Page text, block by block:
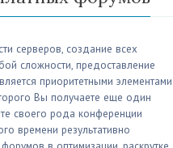
серверов, создание всех
сложности, предоставление
приоритетными элементами
Вы получаете еще один
своего рода конференции
времени результативно